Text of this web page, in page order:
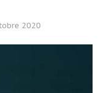
2020